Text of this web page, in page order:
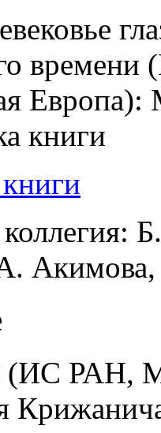
(ИС РАН,